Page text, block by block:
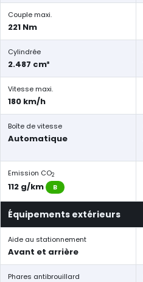
Couple maxi.
221 Nm
Cylindrée
2.487 cm³
Vitesse maxi.
180 km/h
Boîte de vitesse
Automatique
Emission CO2
112 g/km B
Équipements extérieurs
Aide au stationnement
Avant et arrière
Phares antibrouillard